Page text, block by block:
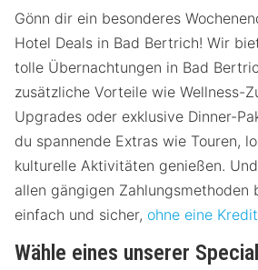
Gönn dir ein besonderes
Hotel Deals in Bad Bertrich! Wir
tolle Übernachtungen in Bad
zusätzliche Vorteile wie Wellness-
Upgrades oder exklusive Dinner-
du spannende Extras wie Touren,
kulturelle Aktivitäten genießen.
allen gängigen Zahlungsmethoden
einfach und sicher, ohne eine
Wähle eines unserer